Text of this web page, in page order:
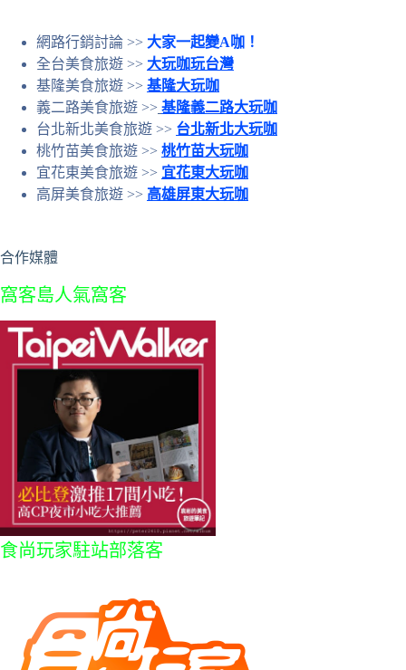
網路行銷討論 >> 大家一起變A咖！
全台美食旅遊 >> 大玩咖玩台灣
基隆美食旅遊 >> 基隆大玩咖
義二路美食旅遊 >> 基隆義二路大玩咖
台北新北美食旅遊 >> 台北新北大玩咖
桃竹苗美食旅遊 >> 桃竹苗大玩咖
宜花東美食旅遊 >> 宜花東大玩咖
高屏美食旅遊 >> 高雄屏東大玩咖
合作媒體
窩客島人氣窩客
食尚玩家駐站部落客